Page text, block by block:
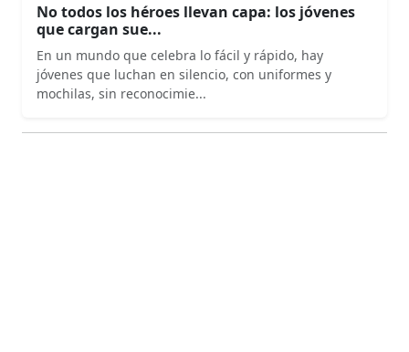
No todos los héroes llevan capa: los jóvenes
que cargan sue...
En un mundo que celebra lo fácil y rápido, hay
jóvenes que luchan en silencio, con uniformes y
mochilas, sin reconocimie...